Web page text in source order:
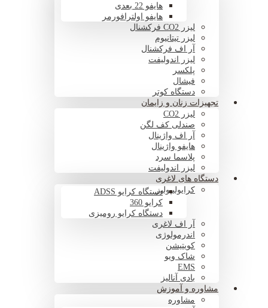
هایفو 22 بعدی
هایفو اولترافورمر
لیزر CO2 فرکشنال
لیزر تیتانیوم
آر اف فرکشنال
لیزر اندولیفت
پلکسر
فیشال
دستگاه کوتر
تجهیزات زنان و زایمان
لیزر CO2
صندلی کف لگن
آر اف واژینال
هایفو واژینال
پلاسما سرد
لیزر اندولیفت
دستگاه های لاغری
کرایولیپولیزدستگاه کرایو ADSS
کرایو 360
دستگاه کرایو رومیزی
آر اف لاغری
اندرمولوژی
کویتیشن
شاک ویو
EMS
بادی آنالیز
مشاوره و آموزش
مشاوره